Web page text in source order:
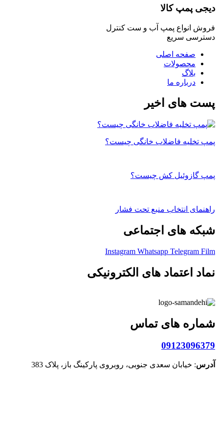
دیجی پمپ کالا
فروش انواع پمپ آب و ست کنترل
دسترسی سریع
صفحه اصلی
محصولات
بلاگ
درباره ما
پست های اخیر
پمپ تخلیه فاضلاب خانگی چیست؟
پمپ گازوئیل کش چیست؟
راهنمای انتخاب منبع تحت فشار
شبکه های اجتماعی
Instagram Whatsapp Telegram Film
نماد اعتماد های الکترونیکی
شماره های تماس
09123096379
آدرس: خیابان سعدی جنوبی، روبروی پارکینگ باز، پلاک 383